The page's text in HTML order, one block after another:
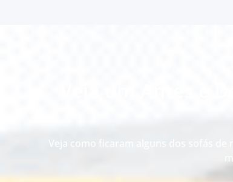
Veja como ficaram alguns dos sofás de